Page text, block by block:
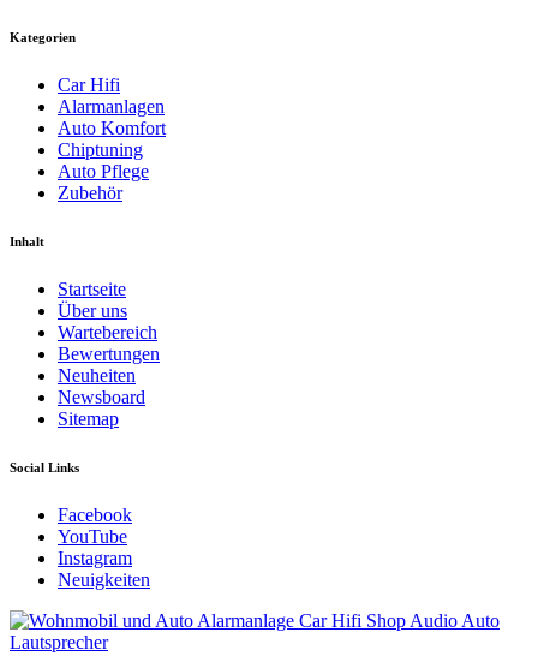
Kategorien
Car Hifi
Alarmanlagen
Auto Komfort
Chiptuning
Auto Pflege
Zubehör
Inhalt
Startseite
Über uns
Wartebereich
Bewertungen
Neuheiten
Newsboard
Sitemap
Social Links
Facebook
YouTube
Instagram
Neuigkeiten